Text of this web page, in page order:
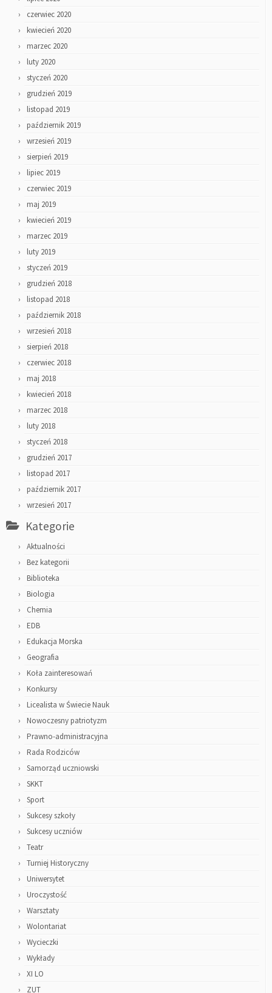
czerwiec 2020
kwiecień 2020
marzec 2020
luty 2020
styczeń 2020
grudzień 2019
listopad 2019
październik 2019
wrzesień 2019
sierpień 2019
lipiec 2019
czerwiec 2019
maj 2019
kwiecień 2019
marzec 2019
luty 2019
styczeń 2019
grudzień 2018
listopad 2018
październik 2018
wrzesień 2018
sierpień 2018
czerwiec 2018
maj 2018
kwiecień 2018
marzec 2018
luty 2018
styczeń 2018
grudzień 2017
listopad 2017
październik 2017
wrzesień 2017
Kategorie
Aktualności
Bez kategorii
Biblioteka
Biologia
Chemia
EDB
Edukacja Morska
Geografia
Koła zainteresowań
Konkursy
Licealista w Świecie Nauk
Nowoczesny patriotyzm
Prawno-administracyjna
Rada Rodziców
Samorząd uczniowski
SKKT
Sport
Sukcesy szkoły
Sukcesy uczniów
Teatr
Turniej Historyczny
Uniwersytet
Uroczystość
Warsztaty
Wolontariat
Wycieczki
Wykłady
XI LO
ZUT